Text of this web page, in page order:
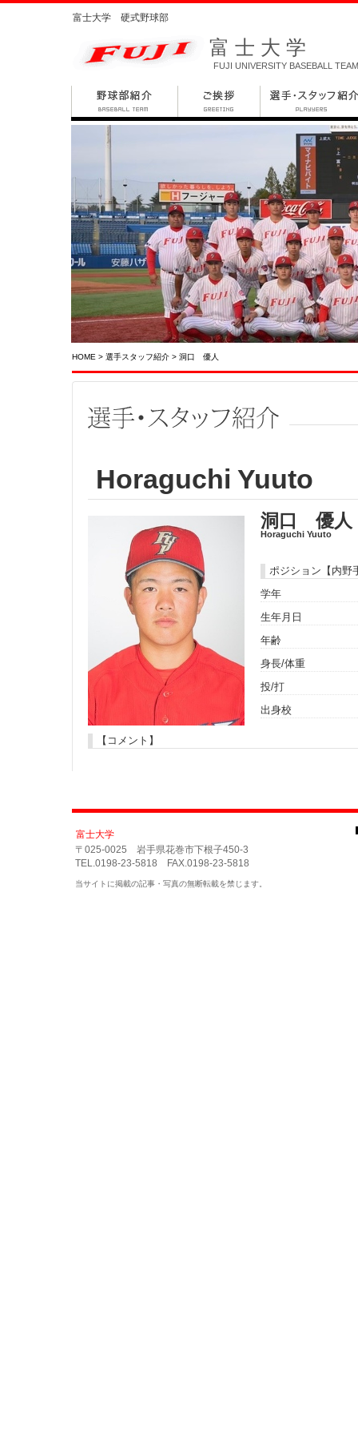
富士大学 硬式野球部
富士大学
FUJI UNIVERSITY BASEBALL TEAM
HOME > 選手スタッフ紹介 > 洞口 優人
Horaguchi Yuuto
洞口 優人
Horaguchi Yuuto
ポジション【内野
学年
生年月日
年齢
身長/体重
投/打
出身校
【コメント】
富士大学
〒025-0025 岩手県花巻市下根子450-3
TEL.0198-23-5818 FAX.0198-23-5818
当サイトに掲載の記事・写真の無断転載を禁じます。